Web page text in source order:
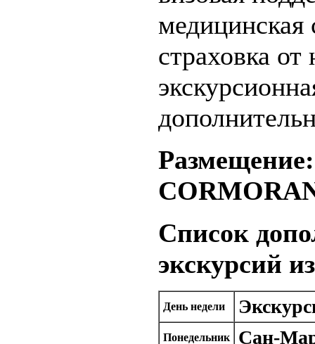
медицинская
страховка от
Размещение:
Список
экскурсий
День недели
Понедельник Сан-